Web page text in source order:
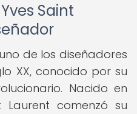
Saint
de los diseñadores
XX, conocido por su
Nacido en
Laurent comenzó su